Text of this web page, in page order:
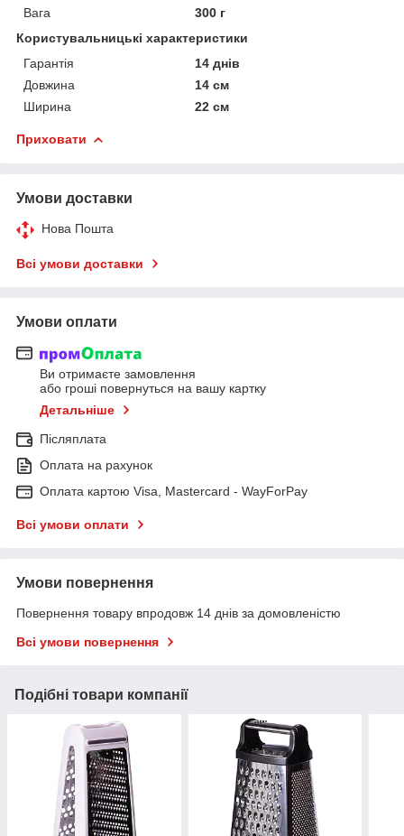
Вага
300 г
Користувальницькі характеристики
Гарантія
14 днів
Довжина
14 см
Ширина
22 см
Приховати
Умови доставки
Нова Пошта
Всі умови доставки
Умови оплати
Ви отримаєте замовлення
або гроші повернуться на вашу картку
Детальніше
Післяплата
Оплата на рахунок
Оплата картою Visa, Mastercard - WayForPay
Всі умови оплати
Умови повернення
Повернення товару впродовж 14 днів за домовленістю
Всі умови повернення
Подібні товари компанії